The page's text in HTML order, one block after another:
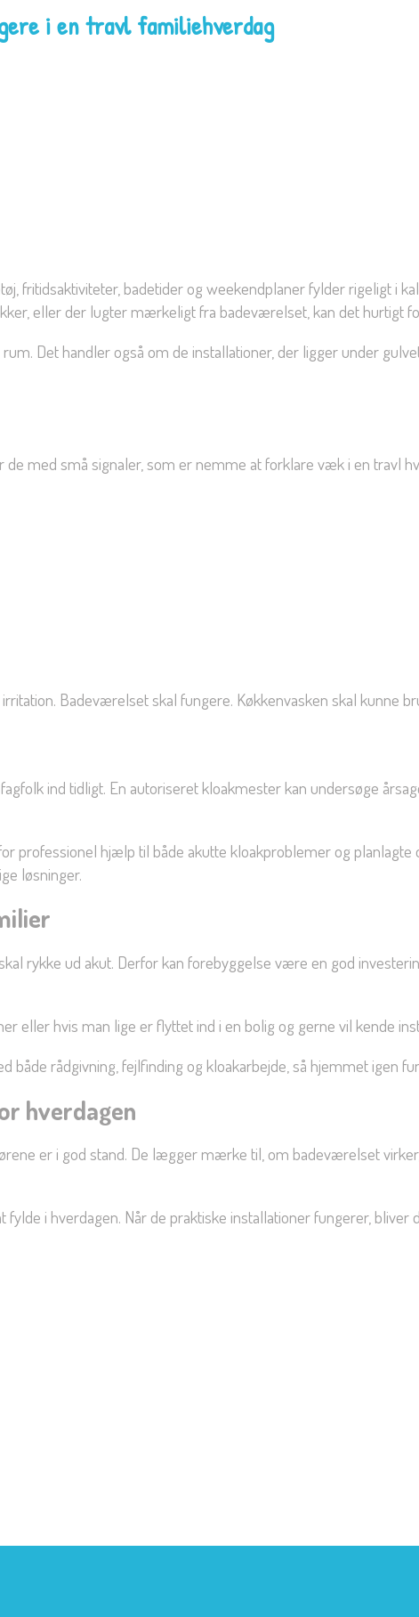
i en travl familiehverdag
fritidsaktiviteter, badetider og weekendplaner fylder rigeligt
eller der lugter mærkeligt fra badeværelset, kan det hurtigt
Det handler også om de installationer, der ligger under
med små signaler, som er nemme at forklare væk i en travl
Badeværelset skal fungere. Køkkenvasken skal kunne
ind tidligt. En autoriseret kloakmester kan undersøge
professionel hjælp til både akutte kloakproblemer og
løsninger.
rykke ud akut. Derfor kan forebyggelse være en god
eller hvis man lige er flyttet ind i en bolig og gerne vil kende
både rådgivning, fejlfinding og kloakarbejde, så hjemmet igen
hverdagen
er i god stand. De lægger mærke til, om badeværelset
i hverdagen. Når de praktiske installationer fungerer,